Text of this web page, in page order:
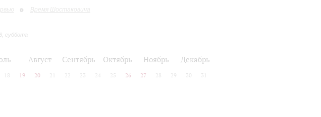
Время Шостаковича
суббота
Август Сентябрь Октябрь Ноябрь Декабрь
18 19 20 21 22 23 24 25 26 27 28 29 30 31